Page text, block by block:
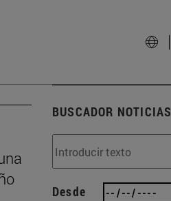
BUSCADOR NOTICIAS
Desde